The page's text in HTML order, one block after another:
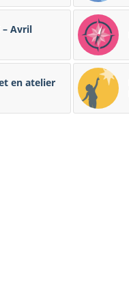
– Avril
en atelier